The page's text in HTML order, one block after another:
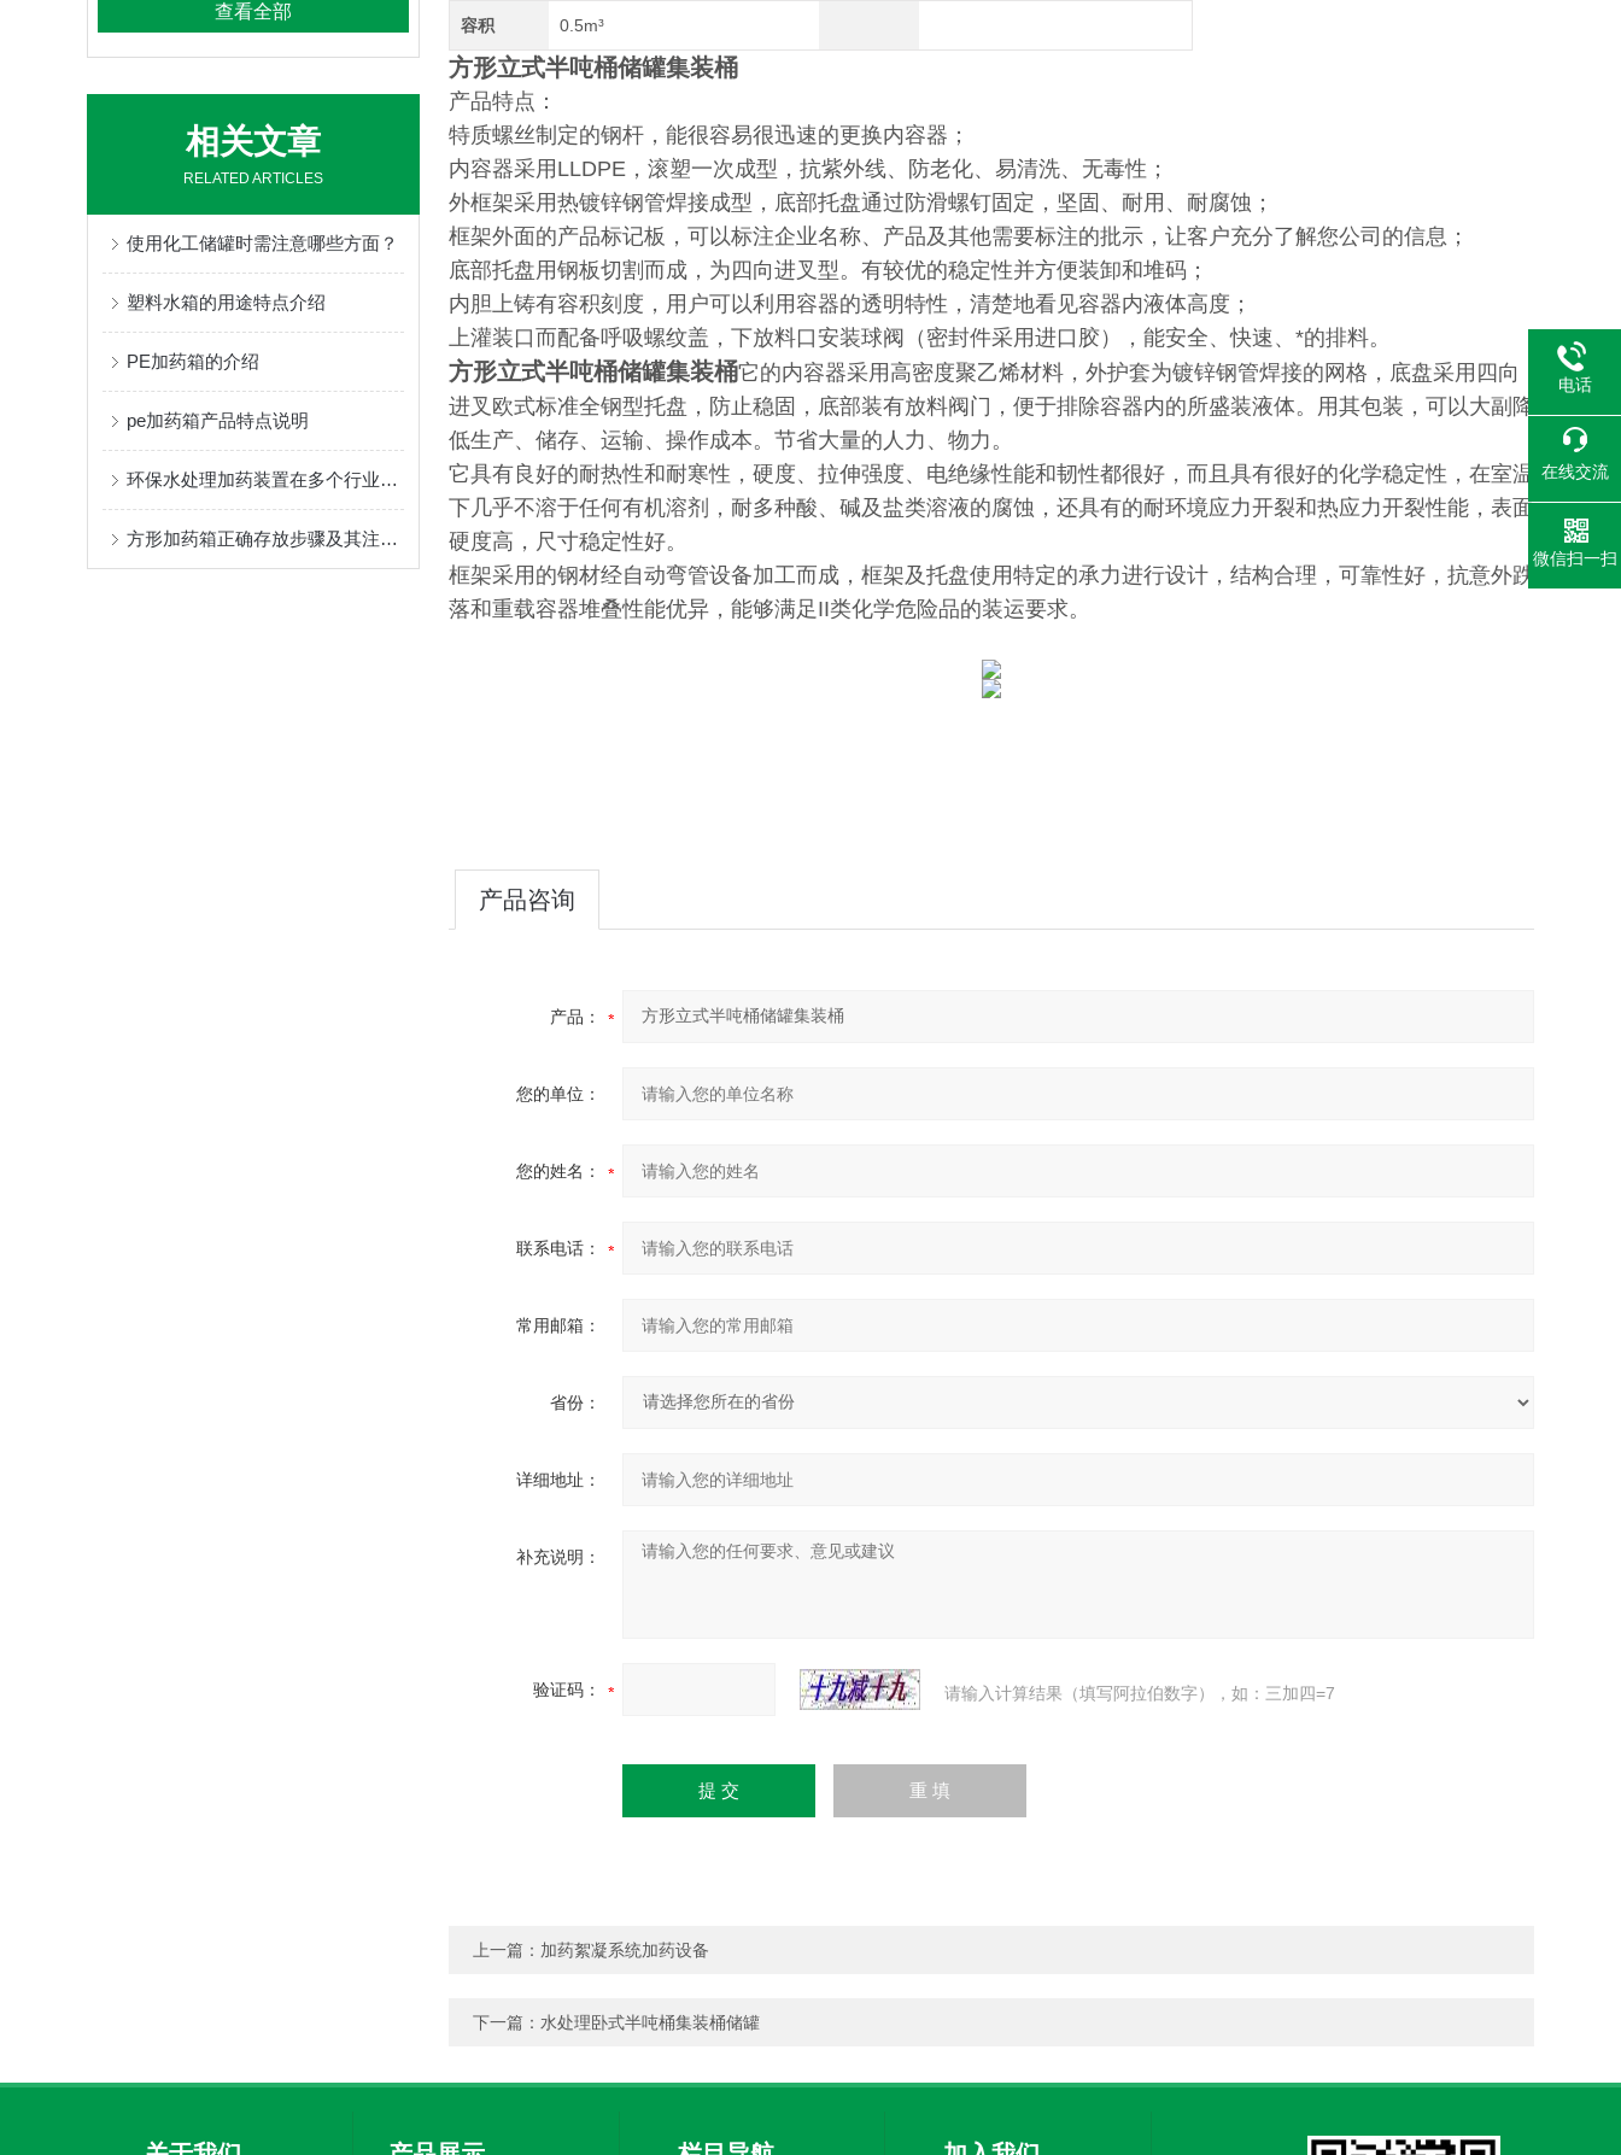
查看全部
相关文章
RELATED ARTICLES
使用化工储罐时需注意哪些方面？
塑料水箱的用途特点介绍
PE加药箱的介绍
pe加药箱产品特点说明
环保水处理加药装置在多个行业中发挥着重要的作用
方形加药箱正确存放步骤及其注意事项介绍
容积 0.5m³
方形立式半吨桶储罐集装桶
产品特点：
特质螺丝制定的钢杆，能很容易很迅速的更换内容器；
内容器采用LLDPE，滚塑一次成型，抗紫外线、防老化、易清洗、无毒性；
外框架采用热镀锌钢管焊接成型，底部托盘通过防滑螺钉固定，坚固、耐用、耐腐蚀；
框架外面的产品标记板，可以标注企业名称、产品及其他需要标注的批示，让客户充分了解您公司的信息；
底部托盘用钢板切割而成，为四向进叉型。有较优的稳定性并方便装卸和堆码；
内胆上铸有容积刻度，用户可以利用容器的透明特性，清楚地看见容器内液体高度；
上灌装口而配备呼吸螺纹盖，下放料口安装球阀（密封件采用进口胶），能安全、快速、*的排料。
方形立式半吨桶储罐集装桶它的内容器采用高密度聚乙烯材料，外护套为镀锌钢管焊接的网格，底盘采用四向
进叉欧式标准全钢型托盘，防止稳固，底部装有放料阀门，便于排除容器内的所盛装液体。用其包装，可以大副降
低生产、储存、运输、操作成本。节省大量的人力、物力。
它具有良好的耐热性和耐寒性，硬度、拉伸强度、电绝缘性能和韧性都很好，而且具有很好的化学稳定性，在室温
下几乎不溶于任何有机溶剂，耐多种酸、碱及盐类溶液的腐蚀，还具有的耐环境应力开裂和热应力开裂性能，表面
硬度高，尺寸稳定性好。
框架采用的钢材经自动弯管设备加工而成，框架及托盘使用特定的承力进行设计，结构合理，可靠性好，抗意外跌
落和重载容器堆叠性能优异，能够满足II类化学危险品的装运要求。
产品咨询
产品：
您的单位：
您的姓名：
联系电话：
常用邮箱：
省份：
详细地址：
补充说明：
验证码： 请输入计算结果（填写阿拉伯数字），如：三加四=7
上一篇： 加药絮凝系统加药设备
下一篇： 水处理卧式半吨桶集装桶储罐
电话
在线交流
微信扫一扫